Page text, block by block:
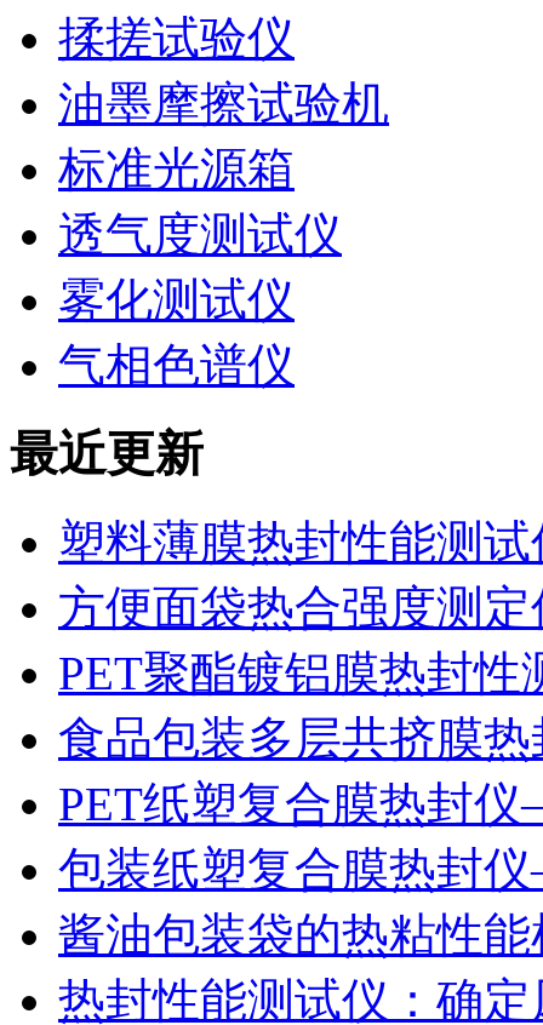
揉搓试验仪
油墨摩擦试验机
标准光源箱
透气度测试仪
雾化测试仪
气相色谱仪
最近更新
塑料薄膜热封性能测
方便面袋热合强度测
PET聚酯镀铝膜热封性
食品包装多层共挤膜
PET纸塑复合膜热封
包装纸塑复合膜热封
酱油包装袋的热粘性
热封性能测试仪：确